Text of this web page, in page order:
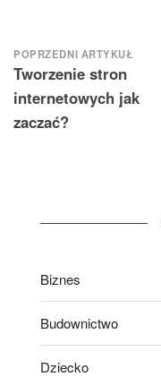
Nawigacja
wpisu
POPRZEDNI ARTYKUŁ
Tworzenie stron
internetowych jak
zaczać?
Biznes
Budownictwo
Dziecko